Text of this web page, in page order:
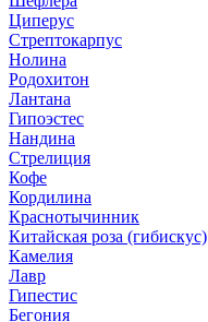
Циперус
Стрептокарпус
Нолина
Родохитон
Лантана
Гипоэстес
Нандина
Стрелиция
Кофе
Кордилина
Краснотычинник
Китайская роза (гибискус)
Камелия
Лавр
Гипестис
Бегония